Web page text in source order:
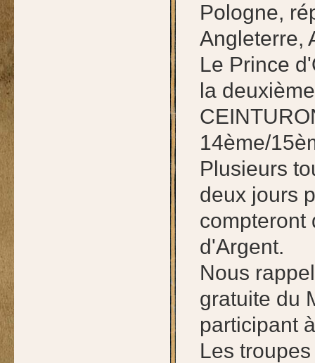
Pologne,
Angleterre,
Le Prince
la
14ème/
Plusieurs
deux jours
compteront
d'Argent.
Nous
gratuite du
participant
Les